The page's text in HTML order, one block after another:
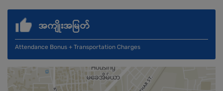
အကျိုးအမြတ်
Attendance Bonus + Transportation Charges